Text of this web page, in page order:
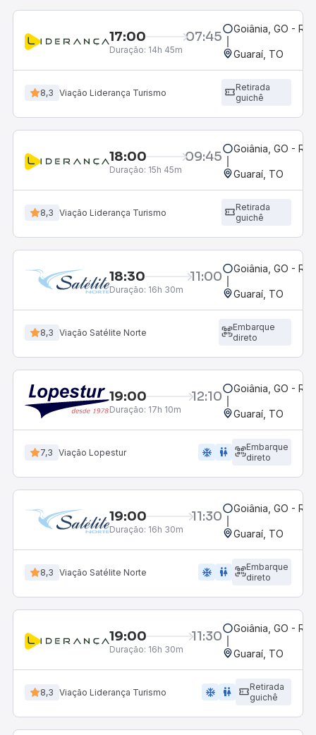
17:00 07:45
Duração: 14h 45m
Goiânia, GO -
Guaraí, TO
8,3 Viação Liderança Turismo
Retirada
guichê
18:00 09:45
Duração: 15h 45m
Goiânia, GO -
Guaraí, TO
8,3 Viação Liderança Turismo
Retirada
guichê
18:30 11:00
Duração: 16h 30m
Goiânia, GO -
Guaraí, TO
8,3 Viação Satélite Norte
Embarque
direto
19:00 12:10
Duração: 17h 10m
Goiânia, GO -
Guaraí, TO
7,3 Viação Lopestur ac_unit wc
Embarque
direto
19:00 11:30
Duração: 16h 30m
Goiânia, GO -
Guaraí, TO
8,3 Viação Satélite Norte ac_unit wc
Embarque
direto
19:00 11:30
Duração: 16h 30m
Goiânia, GO -
Guaraí, TO
8,3 Viação Liderança Turismo ac_unit wc
Retirada
guichê